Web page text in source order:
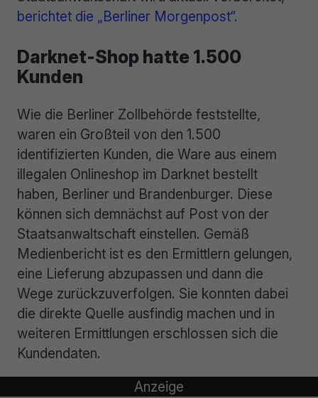
berichtet die „Berliner Morgenpost“.
Darknet-Shop hatte 1.500
Kunden
Wie die Berliner Zollbehörde feststellte,
waren ein Großteil von den 1.500
identifizierten Kunden, die Ware aus einem
illegalen Onlineshop im Darknet bestellt
haben, Berliner und Brandenburger. Diese
können sich demnächst auf Post von der
Staatsanwaltschaft einstellen. Gemäß
Medienbericht ist es den Ermittlern gelungen,
eine Lieferung abzupassen und dann die
Wege zurückzuverfolgen. Sie konnten dabei
die direkte Quelle ausfindig machen und in
weiteren Ermittlungen erschlossen sich die
Kundendaten.